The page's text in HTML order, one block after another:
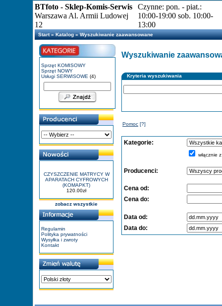
BTfoto - Sklep-Komis-Serwis
Warszawa Al. Armii Ludowej
12
Czynne: pon. - piat.:
10:00-19:00 sob. 10:00-
13:00
Start»Katalog»Wyszukiwanie zaawansowane
Sprzęt KOMISOWY
Sprzęt NOWY
Usługi SERWISOWE (4)
CZYSZCZENIE MATRYCY W
APARATACH CYFROWYCH
(KOMAPKT)
120.00zł
zobacz wszystkie
Regulamin
Polityka prywatności
Wysyłka i zwroty
Kontakt
Wyszukiwanie
Kryteria wyszukiwania
Pomoc [?]
Kategorie:
włącznie
Producenci:
Cena od:
Cena do:
Data od:
Data do: